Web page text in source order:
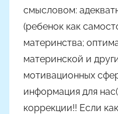
смысловом:
(ребенок как
материнства;
материнской и
мотивационных
информация для
коррекции!! Если